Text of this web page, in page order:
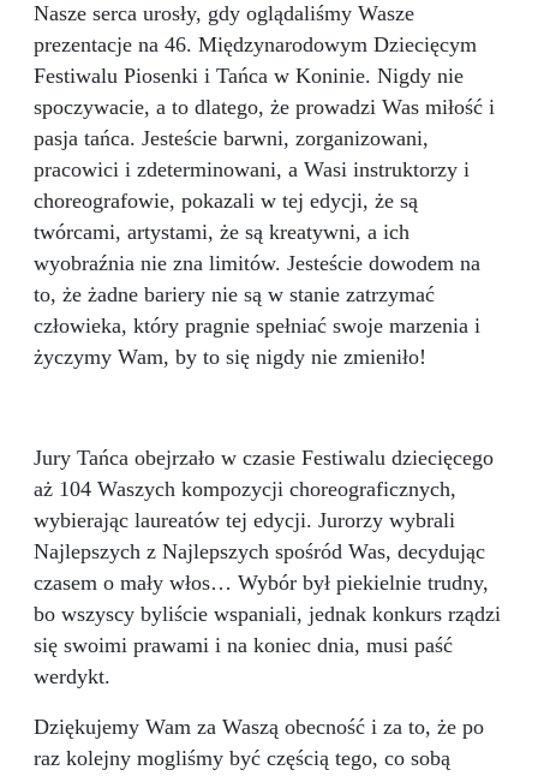
Nasze serca urosły, gdy oglądaliśmy Wasze
prezentacje na 46. Międzynarodowym Dziecięcym
Festiwalu Piosenki i Tańca w Koninie. Nigdy nie
spoczywacie, a to dlatego, że prowadzi Was miłość i
pasja tańca. Jesteście barwni, zorganizowani,
pracowici i zdeterminowani, a Wasi instruktorzy i
choreografowie, pokazali w tej edycji, że są
twórcami, artystami, że są kreatywni, a ich
wyobraźnia nie zna limitów. Jesteście dowodem na
to, że żadne bariery nie są w stanie zatrzymać
człowieka, który pragnie spełniać swoje marzenia i
życzymy Wam, by to się nigdy nie zmieniło!
Jury Tańca obejrzało w czasie Festiwalu dziecięcego
aż 104 Waszych kompozycji choreograficznych,
wybierając laureatów tej edycji. Jurorzy wybrali
Najlepszych z Najlepszych spośród Was, decydując
czasem o mały włos… Wybór był piekielnie trudny,
bo wszyscy byliście wspaniali, jednak konkurs rządzi
się swoimi prawami i na koniec dnia, musi paść
werdykt.
Dziękujemy Wam za Waszą obecność i za to, że po
raz kolejny mogliśmy być częścią tego, co sobą